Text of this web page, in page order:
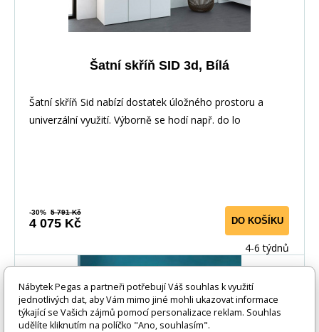
Šatní skříň SID 3d, Bílá
Šatní skříň Sid nabízí dostatek úložného prostoru a
univerzální využití. Výborně se hodí např. do lo
-30% 5 791 Kč
4 075 Kč DO KOŠÍKU
4-6 týdnů
Nábytek Pegas a partneři potřebují Váš souhlas k využití
jednotlivých dat, aby Vám mimo jiné mohli ukazovat informace
týkající se Vašich zájmů pomocí personalizace reklam. Souhlas
udělíte kliknutím na políčko "Ano, souhlasím".